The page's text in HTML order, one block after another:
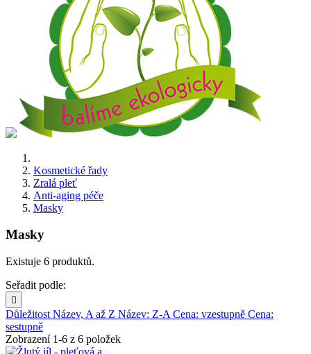
Kosmetické řady
Zralá pleť
Anti-aging péče
Masky
Masky
Existuje 6 produktů.
Seřadit podle:

Důležitost Název, A až Z Název: Z-A Cena: vzestupně Cena:
sestupně
Zobrazení 1-6 z 6 položek